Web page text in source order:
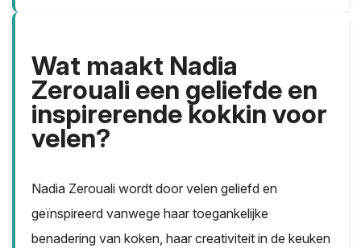
Wat maakt Nadia
Zerouali een geliefde en
inspirerende kokkin voor
velen?
Nadia Zerouali wordt door velen geliefd en
geïnspireerd vanwege haar toegankelijke
benadering van koken, haar creativiteit in de keuken